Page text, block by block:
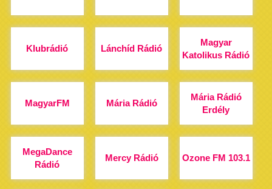
Klubrádió Lánchíd Rádió
Magyar
Katolikus Rádió
MagyarFM Mária Rádió
Mária Rádió
Erdély
MegaDance
Rádió
Mercy Rádió Ozone FM 103.1